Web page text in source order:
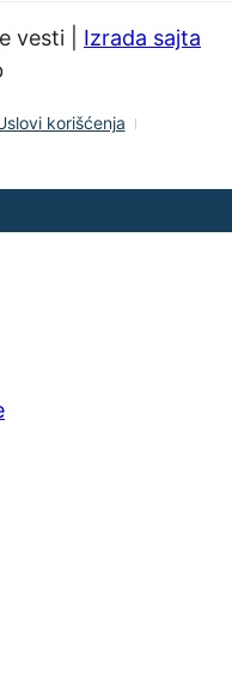
vesti | Izrada sajta
korišćenja